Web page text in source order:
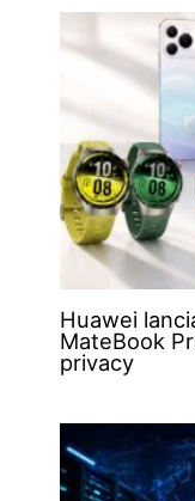
Huawei
MateBook
privacy